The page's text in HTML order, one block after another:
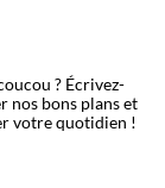
? Écrivez-
nos bons plans et
votre quotidien !